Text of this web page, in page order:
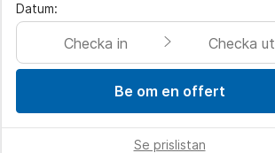
Datum:
Checka in Checka ut
Be om en offert
Se prislistan